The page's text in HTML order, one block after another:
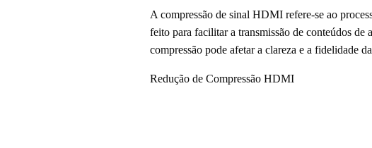
A compressão de sinal HDMI refere-se ao
feito para facilitar a transmissão de conteúdos de
compressão pode afetar a clareza e a fidelidade
Redução de Compressão HDMI